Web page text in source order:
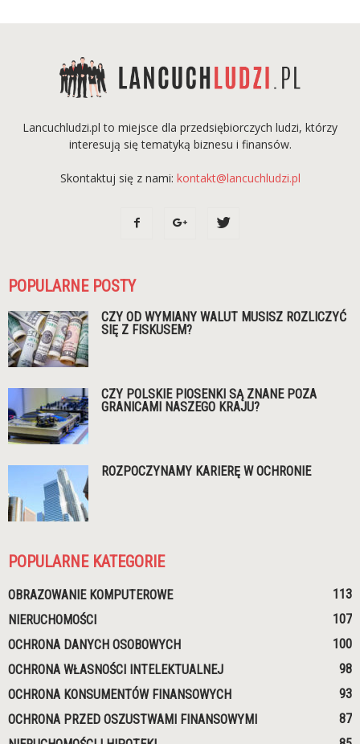
Lancuchludzi.pl to miejsce dla przedsiębiorczych ludzi, którzy
interesują się tematyką biznesu i finansów.
Skontaktuj się z nami: kontakt@lancuchludzi.pl
POPULARNE POSTY
CZY OD WYMIANY WALUT MUSISZ ROZLICZYĆ
SIĘ Z FISKUSEM?
CZY POLSKIE PIOSENKI SĄ ZNANE POZA
GRANICAMI NASZEGO KRAJU?
ROZPOCZYNAMY KARIERĘ W OCHRONIE
POPULARNE KATEGORIE
OBRAZOWANIE KOMPUTEROWE
113
NIERUCHOMOŚCI
107
OCHRONA DANYCH OSOBOWYCH
100
OCHRONA WŁASNOŚCI INTELEKTUALNEJ
98
OCHRONA KONSUMENTÓW FINANSOWYCH
93
OCHRONA PRZED OSZUSTWAMI FINANSOWYMI
87